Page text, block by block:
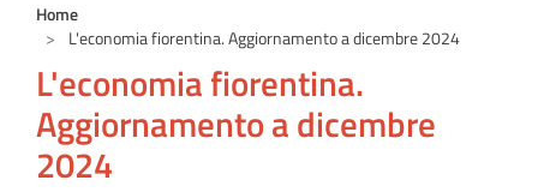
Home
L'economia fiorentina. Aggiornamento a dicembre 2024
L'economia fiorentina.
Aggiornamento a dicembre
2024